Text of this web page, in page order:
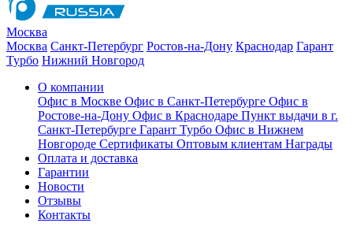
Москва
Москва Санкт-Петербург Ростов-на-Дону Краснодар Гарант
Турбо Нижний Новгород
О компании
Офис в Москве Офис в Санкт-Петербурге Офис в
Ростове-на-Дону Офис в Краснодаре Пункт выдачи в г.
Санкт-Петербурге Гарант Турбо Офис в Нижнем
Новгороде Сертификаты Оптовым клиентам Награды
Оплата и доставка
Гарантии
Новости
Отзывы
Контакты